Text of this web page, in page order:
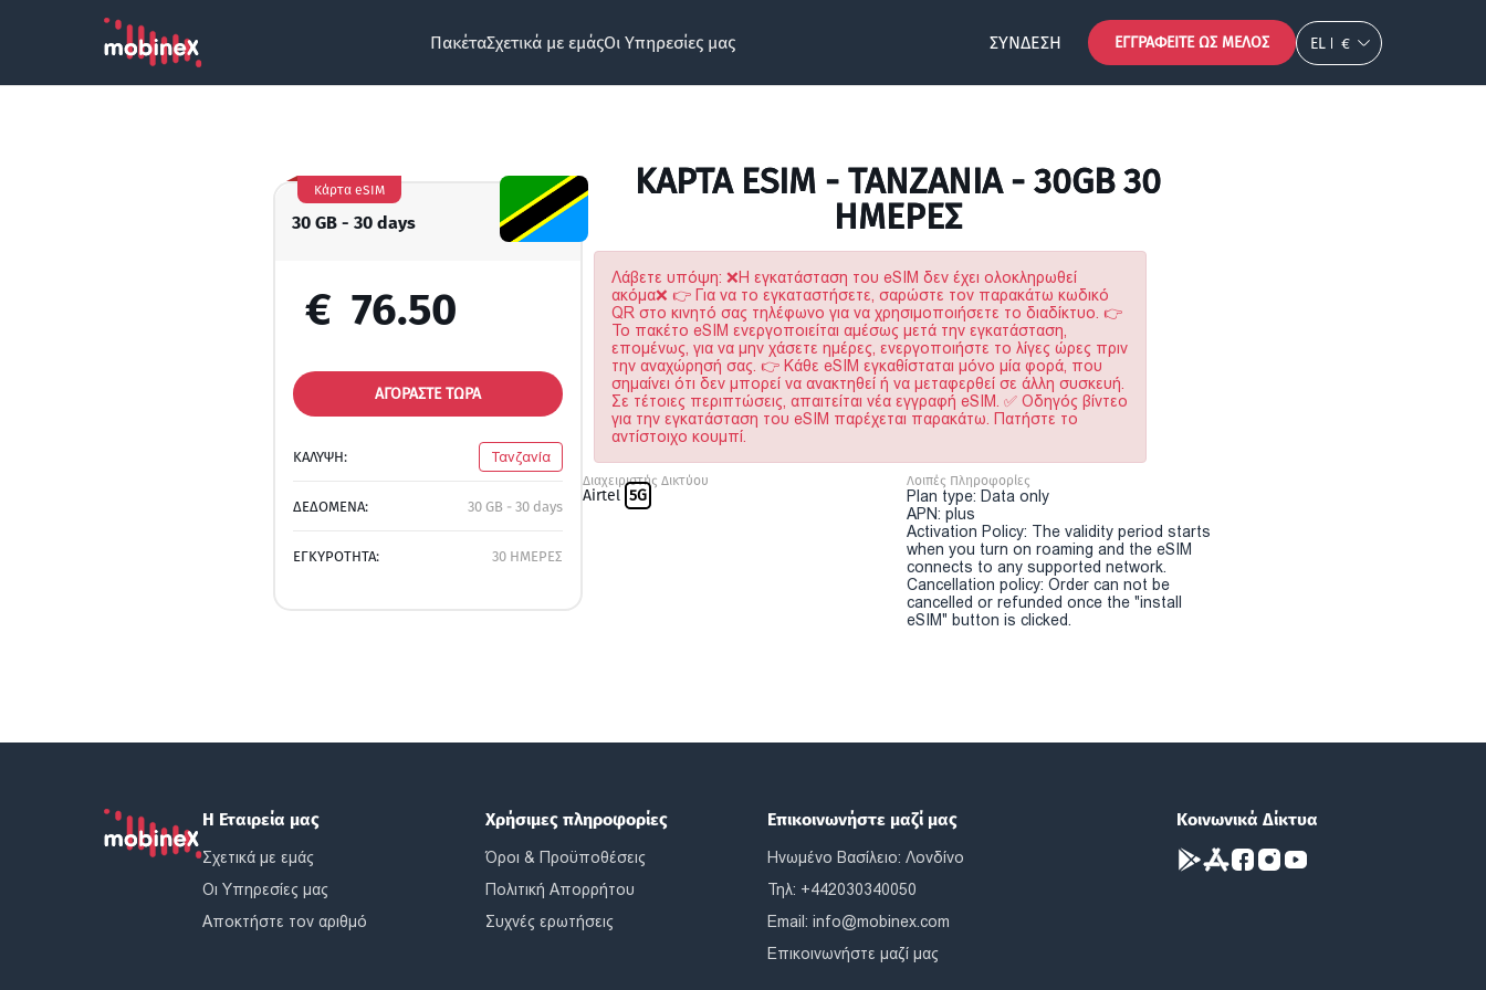
ΠακέταΣχετικά με εμάςΟι Υπηρεσίες μας ΣΎΝΔΕΣΗ ΕΓΓΡΑΦΕΊΤΕ ΩΣ ΜΈΛΟΣ EL €
30 GB - 30 days
Κάρτα eSIM
€ 76.50
ΑΓΟΡΑΣΤΕ ΤΩΡΑ
ΚΑΛΥΨΗ: Τανζανία
ΔΕΔΟΜΕΝΑ: 30 GB - 30 days
ΕΓΚΥΡΟΤΗΤΑ: 30 ΗΜΕΡΕΣ
ΚΆΡΤΑ ESIM - TANZANIA - 30GB 30
ΗΜΕΡΕΣ
Λάβετε υπόψη: ❌Η εγκατάσταση του eSIM δεν έχει ολοκληρωθεί
ακόμα❌ 👉 Για να το εγκαταστήσετε, σαρώστε τον παρακάτω κωδικό
QR στο κινητό σας τηλέφωνο για να χρησιμοποιήσετε το διαδίκτυο. 👉
Το πακέτο eSIM ενεργοποιείται αμέσως μετά την εγκατάσταση,
επομένως, για να μην χάσετε ημέρες, ενεργοποιήστε το λίγες ώρες πριν
την αναχώρησή σας. 👉 Κάθε eSIM εγκαθίσταται μόνο μία φορά, που
σημαίνει ότι δεν μπορεί να ανακτηθεί ή να μεταφερθεί σε άλλη συσκευή.
Σε τέτοιες περιπτώσεις, απαιτείται νέα εγγραφή eSIM. ✅ Οδηγός βίντεο
για την εγκατάσταση του eSIM παρέχεται παρακάτω. Πατήστε το
αντίστοιχο κουμπί.
Διαχειριστής Δικτύου
Airtel 5G
Λοιπές Πληροφορίες
Plan type: Data only
APN: plus
Activation Policy: The validity period starts
when you turn on roaming and the eSIM
connects to any supported network.
Cancellation policy: Order can not be
cancelled or refunded once the "install
eSIM" button is clicked.
Η Εταιρεία μας
Σχετικά με εμάς
Οι Υπηρεσίες μας
Αποκτήστε τον αριθμό
Χρήσιμες πληροφορίες
Όροι & Προϋποθέσεις
Πολιτική Απορρήτου
Συχνές ερωτήσεις
Επικοινωνήστε μαζί μας
Ηνωμένο Βασίλειο: Λονδίνο
Τηλ: +442030340050
Email:info@mobinex.com
Επικοινωνήστε μαζί μας
Κοινωνικά Δίκτυα